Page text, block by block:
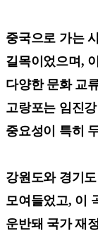
중국으로 가는
길목이었으며,
다양한 문화 교
고랑포는 임진
중요성이 특히
강원도와 경기
모여들었고, 이
운반돼 국가 재